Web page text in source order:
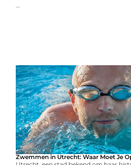
...
Zwemmen in Utrecht: Waar Moet Je